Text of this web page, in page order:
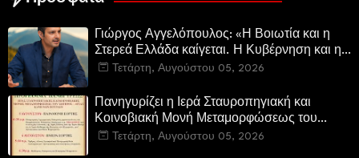
Γιώργος Αγγελόπουλος: «Η Βοιωτία και η
Στερεά Ελλάδα καίγεται. Η Κυβέρνηση και η
Περιφερειακή Αρχή αυτοθαυμάζονται.»
Τετάρτη, Αυγούστου 05, 2026
Πανηγυρίζει η Ιερά Σταυροπηγιακή και
Κοινοβιακή Μονή Μεταμορφώσεως του
Σωτήρος Καμενων Βουρλων (Μονή Αγιάς ή
Τετάρτη, Αυγούστου 05, 2026